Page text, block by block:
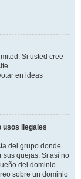
Si usted cree
en ideas
usos ilegales
del grupo donde
sus quejas. Si así no
del dominio
sobre un dominio